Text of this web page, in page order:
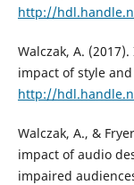
http://
Walczak, A.
impact of style
http://
Walczak, A., &
impact of audio
impaired